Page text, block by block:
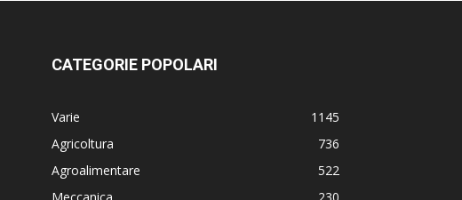
CATEGORIE POPOLARI
Varie
1145
Agricoltura
736
Agroalimentare
522